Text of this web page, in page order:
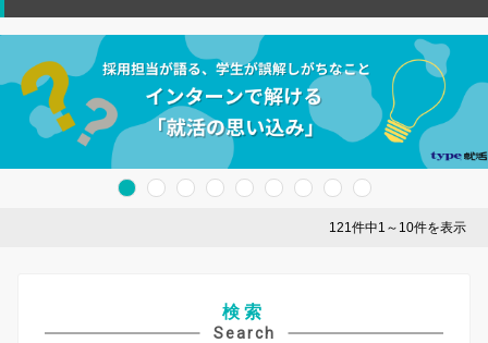
121件中1～10件を表示
検索
Search